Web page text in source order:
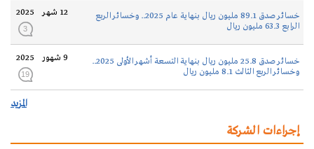
خسائر صدق 89.1 مليون ريال بنهاية عام 2025.. وخسائر الربع
الرابع 63.3 مليون ريال
12 شهر 2025
3
خسائر صدق 25.8 مليون ريال بنهاية التسعة أشهر الأولى 2025..
وخسائر الربع الثالث 8.1 مليون ريال
9 شهور 2025
19
المزيد
إجراءات الشركة